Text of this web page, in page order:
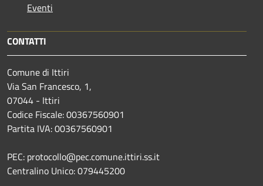
Eventi
CONTATTI
Comune di Ittiri
Via San Francesco, 1,
07044 - Ittiri
Codice Fiscale: 00367560901
Partita IVA: 00367560901
PEC: protocollo@pec.comune.ittiri.ss.it
Centralino Unico: 079445200